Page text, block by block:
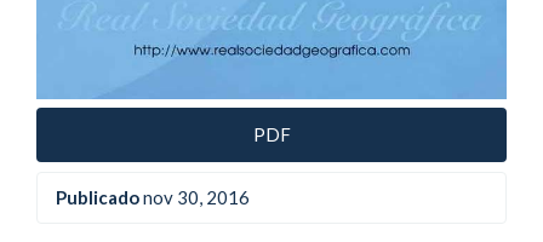
PDF
Publicadonov 30, 2016